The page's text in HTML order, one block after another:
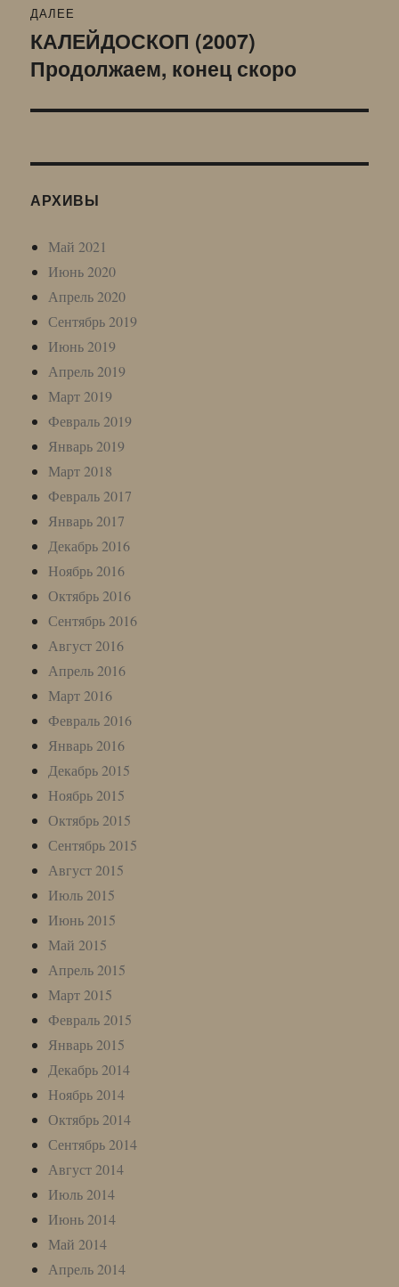
ДАЛЕЕ
Следующая
запись:
КАЛЕЙДОСКОП (2007)
Продолжаем, конец скоро
АРХИВЫ
Май 2021
Июнь 2020
Апрель 2020
Сентябрь 2019
Июнь 2019
Апрель 2019
Март 2019
Февраль 2019
Январь 2019
Март 2018
Февраль 2017
Январь 2017
Декабрь 2016
Ноябрь 2016
Октябрь 2016
Сентябрь 2016
Август 2016
Апрель 2016
Март 2016
Февраль 2016
Январь 2016
Декабрь 2015
Ноябрь 2015
Октябрь 2015
Сентябрь 2015
Август 2015
Июль 2015
Июнь 2015
Май 2015
Апрель 2015
Март 2015
Февраль 2015
Январь 2015
Декабрь 2014
Ноябрь 2014
Октябрь 2014
Сентябрь 2014
Август 2014
Июль 2014
Июнь 2014
Май 2014
Апрель 2014